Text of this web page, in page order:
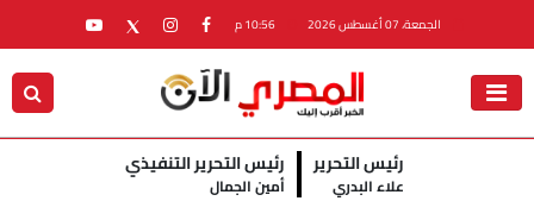
الجمعة، 07 أغسطس 2026
رئيس التحرير
علاء البدري
رئيس التحرير التنفيذي
أمين الجمال